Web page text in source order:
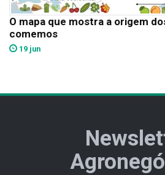
O mapa que mostra a origem
comemos
19 jun